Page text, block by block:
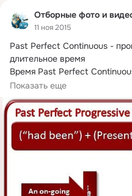
Отборные фото и
11 ноя 2015
Past Perfect Continuous -
длительное время
Время Past Perfect
которое началось...
Показать еще